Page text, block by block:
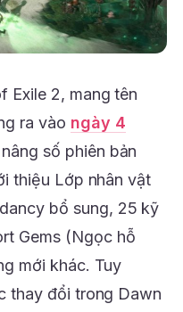
Exile 2, mang tên
ra vào ngày 4
số phiên bản
thiệu Lớp nhân vật
bổ sung, 25 kỹ
Gems (Ngọc hỗ
mới khác. Tuy
thay đổi trong Dawn